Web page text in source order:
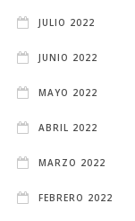
JULIO 2022
JUNIO 2022
MAYO 2022
ABRIL 2022
MARZO 2022
FEBRERO 2022